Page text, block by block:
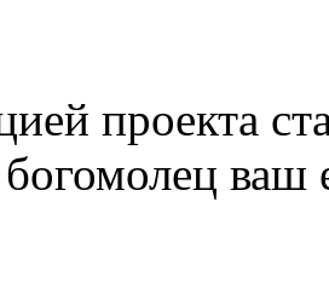
проекта
ваш